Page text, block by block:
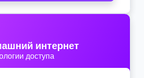
интернет
доступа